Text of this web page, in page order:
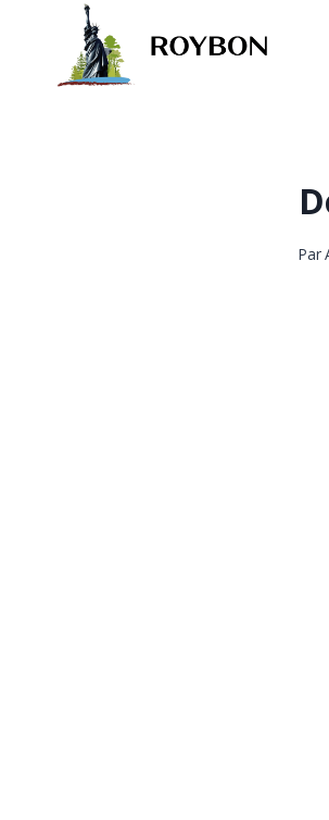
Par